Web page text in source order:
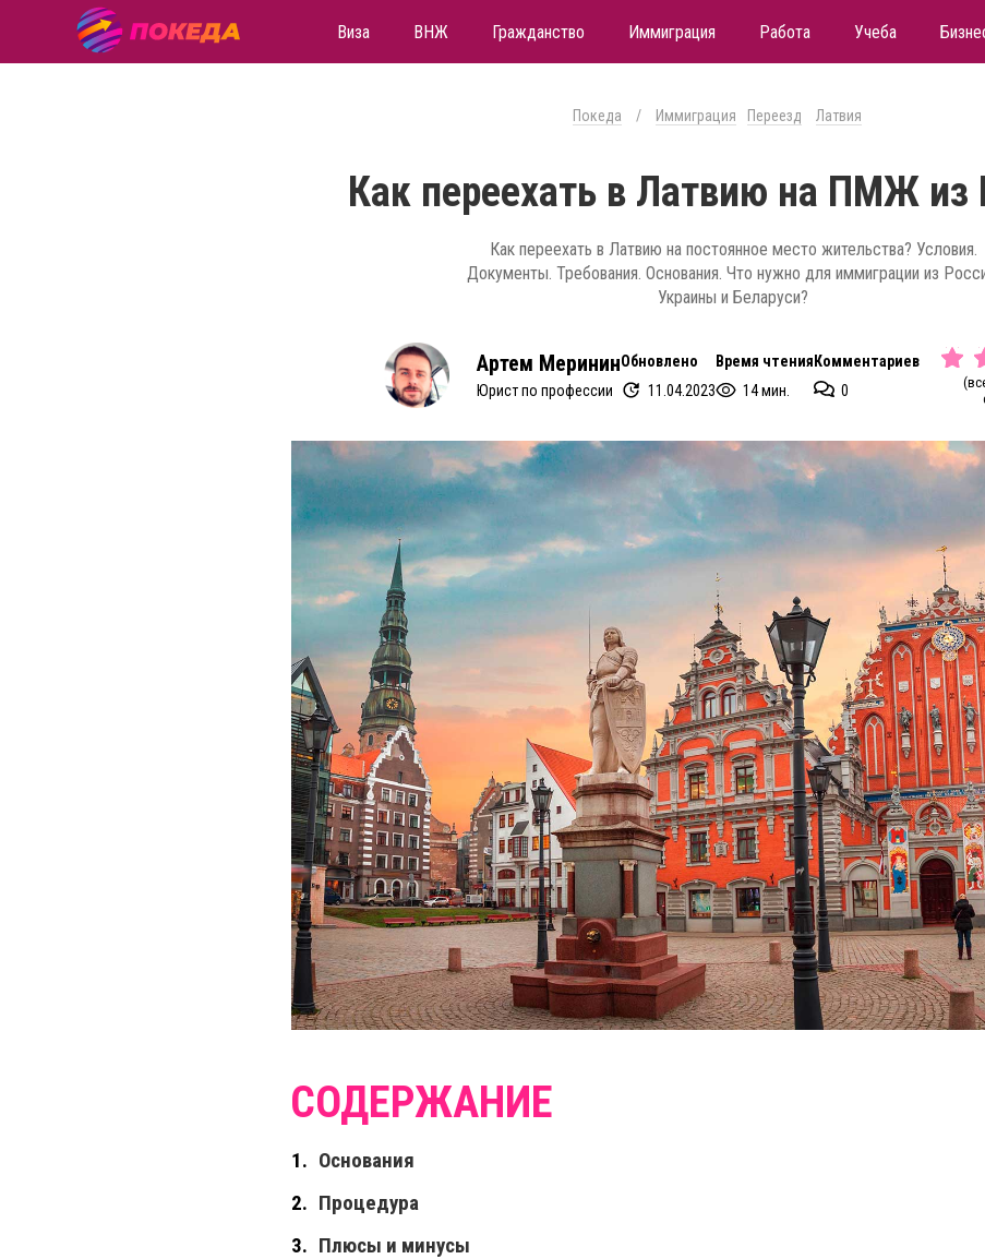
Виза ВНЖ Гражданство Иммиграция Работа Учеба
Покеда / Иммиграция Переезд Латвия
Как переехать в Латвию на ПМЖ из
Как переехать в Латвию на постоянное место жительства? Условия.
Документы. Требования. Основания. Что нужно для иммиграции из
Украины и Беларуси?
Артем Меринин
Юрист по профессии
Обновлено
11.04.2023
Время чтения
14 мин.
Комментариев
0
Основания
Процедура
Плюсы и минусы